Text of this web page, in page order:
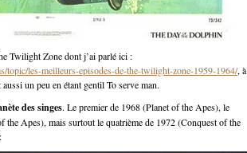
Twilight Zone dont j’ai parlé ici :
topic/les-meilleurs-episodes-de-the-twilight-zone-1959-1964/, à
un peu en étant gentil To serve man.
des singes. Le premier de 1968 (Planet of the Apes), le
the Apes), mais surtout le quatrième de 1972 (Conquest of the